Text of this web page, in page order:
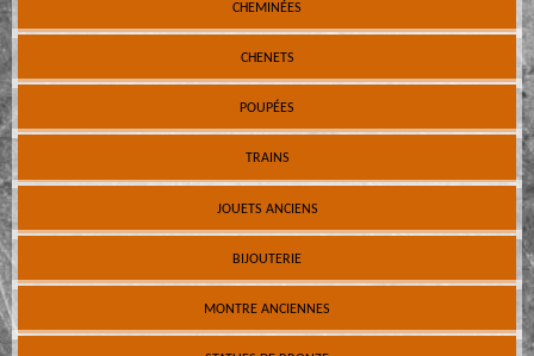
CHEMINÉES
CHENETS
POUPÉES
TRAINS
JOUETS ANCIENS
BIJOUTERIE
MONTRE ANCIENNES